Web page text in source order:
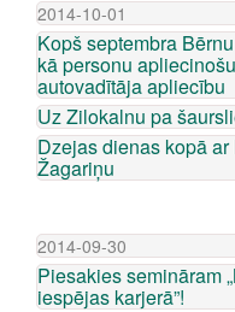
2014-10-01
Kopš septembra
kā personu
autovadītāja apliecību
Uz Zilokalnu pa
Dzejas dienas kopā
Žagariņu
2014-09-30
Piesakies semināram
iespējas karjerā”!